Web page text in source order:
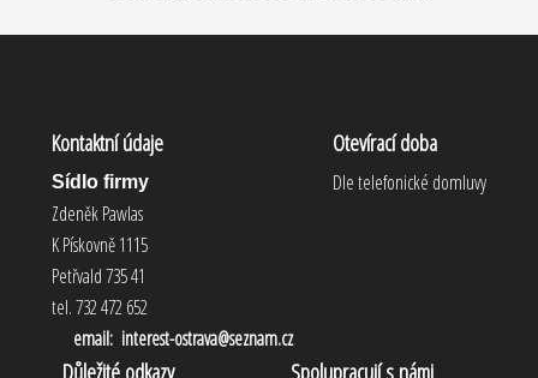
Kontaktní údaje
Sídlo firmy
Zdeněk Pawlas
K Pískovně 1115
Petřvald 735 41
tel. 732 472 652
email: interest-ostrava@seznam.cz
Otevírací doba
Dle telefonické domluvy
Důležité odkazy Spolupracují s námi